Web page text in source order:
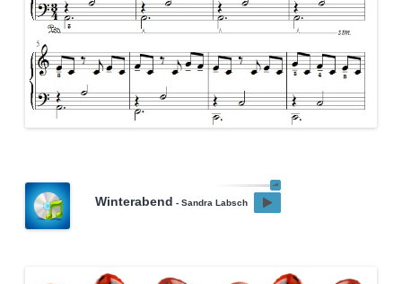
Winterabend - Sandra Labsch